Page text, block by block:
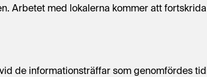
Arbetet med lokalerna kommer att
de informationsträffar som genomfördes